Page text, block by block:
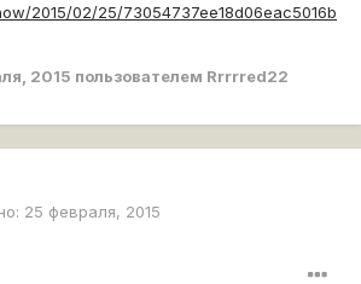
2015/02/25/73054737ee18d06eac5016b
2015 пользователем Rrrrred22
25 февраля, 2015